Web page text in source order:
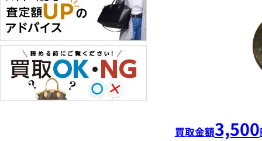
買取金額3,500